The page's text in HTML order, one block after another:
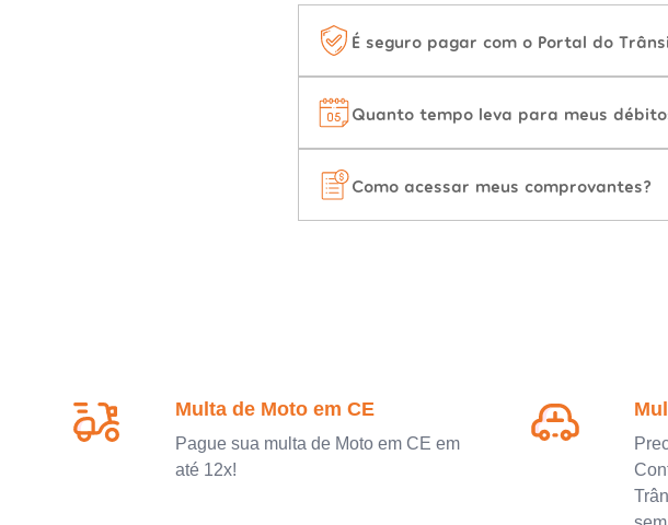
É seguro pagar com o Portal do
Quanto tempo leva para meus
Como acessar meus comprovantes?
Multa de Moto em CE
Pague sua multa de Moto em CE em
até 12x!